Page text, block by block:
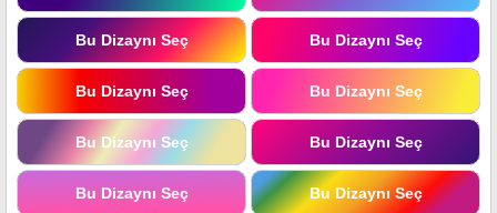
Bu Dizaynı Seç Bu Dizaynı Seç
Bu Dizaynı Seç Bu Dizaynı Seç
Bu Dizaynı Seç Bu Dizaynı Seç
Bu Dizaynı Seç Bu Dizaynı Seç